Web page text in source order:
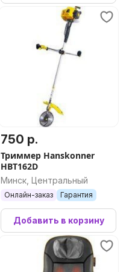
750 р.
Триммер Hanskonner
HBT162D
Минск, Центральный
Онлайн-заказ Гарантия
Добавить в корзину